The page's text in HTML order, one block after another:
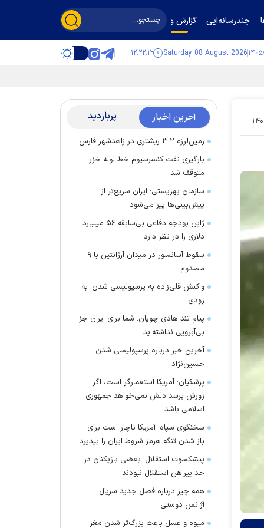
چندرسانه‌ایی گزارش و گفت‌وگو
Saturday 08 August 2026 ۱۲:۲۲:۱۲
۲۷ آخرین اخبار پربازدید
زمین‌لرزه ۳.۲ ریشتری در زاهدشهر فارس
بارگیری نفت کنسرسیوم خط لوله خزر
متوقف شد
سازمان بهزیستی: ایران سریع‌تر از
پیش‌بینی‌ها پیر می‌شود
ژاپن بودجه دفاعی بی‌سابقه ۵۶ میلیارد
دلاری را در نظر دارد
سقوط آسانسور در میدان آرژانتین با ۹
مصدوم
واکنش قلی‌زاده به پرسپولیسی شدن: به
زودی
پیام تند هادی چوپان: شما برای ایران جز
بی‌آبرویی نداشته‌اید
آخرین خبر درباره پرسپولیسی شدن
حسین‌نژاد
پزشکیان: آمریکا استعمارگر است، اگر
زورش برسد دلش نمی‌خواهد جمهوری
اسلامی باشد
سخنگوی سپاه: آمریکا ناچار است برای
باز شدن تنگه هرمز شروط ایران را بپذیرد
پیشکسوت استقلال: بعضی بازیکنان در
حد پیراهن استقلال نبودند
همه چیز درباره فصل جدید سریال
آژانس دوستی
میوه و عسل باعث بزرگ‌تر شدن مغز